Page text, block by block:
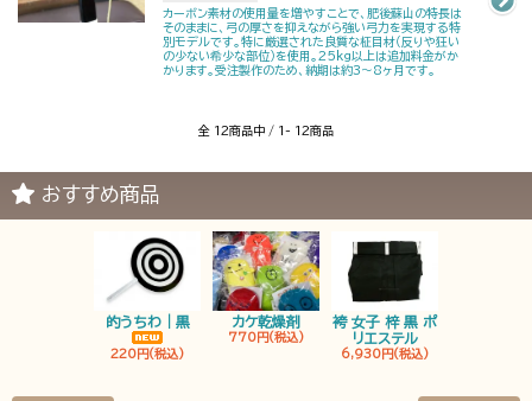
カーボン素材の使用量を増やすことで、肥後蘇山の特長は
そのままに、弓の厚さを抑えながら強い弓力を実現する特
別モデルです。特に厳選された良質な柾目材（反りや狂い
の少ない希少な部位）を使用。25kg以上は追加料金がか
かります。受注製作のため、納期は約3～8ヶ月です。
全 12商品中 / 1- 12商品
おすすめ商品
的うちわ｜黒
220円(税込)
カケ乾燥剤
770円(税込)
袴 女子 梓 黒 ポ
リエステル
6,930円(税込)